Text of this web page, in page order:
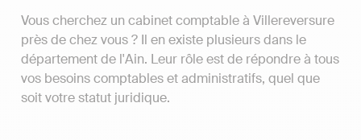
Vous cherchez un cabinet comptable à Villereversure
près de chez vous ? Il en existe plusieurs dans le
département de l'Ain. Leur rôle est de répondre à tous
vos besoins comptables et administratifs, quel que
soit votre statut juridique.